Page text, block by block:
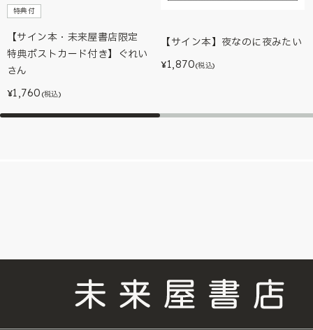
特典付
【サイン本・未来屋書店限定
特典ポストカード付き】ぐれい
さん
¥1,760 (税込)
【サイン本】夜なのに夜みたい
¥1,870(税込)